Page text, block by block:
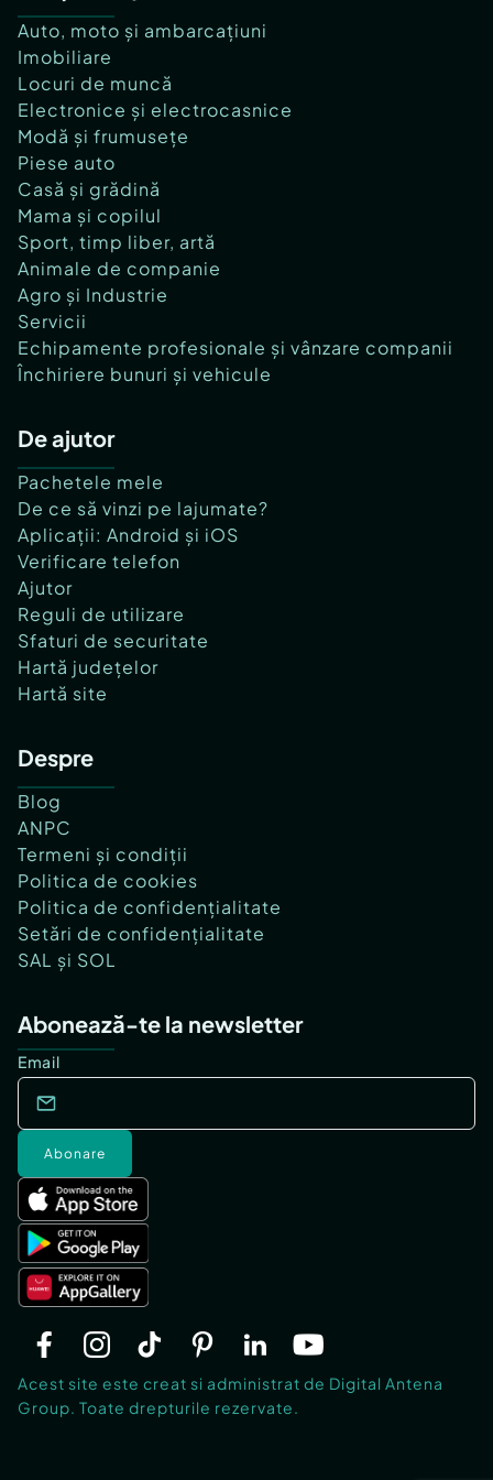
Auto, moto și ambarcațiuni
Imobiliare
Locuri de muncă
Electronice și electrocasnice
Modă și frumusețe
Piese auto
Casă și grădină
Mama și copilul
Sport, timp liber, artă
Animale de companie
Agro și Industrie
Servicii
Echipamente profesionale și vânzare companii
Închiriere bunuri și vehicule
De ajutor
Pachetele mele
De ce să vinzi pe lajumate?
Aplicații: Android și iOS
Verificare telefon
Ajutor
Reguli de utilizare
Sfaturi de securitate
Hartă județelor
Hartă site
Despre
Blog
ANPC
Termeni și condiții
Politica de cookies
Politica de confidențialitate
Setări de confidențialitate
SAL și SOL
Abonează-te la newsletter
Email
Abonare
Acest site este creat si administrat de Digital Antena
Group. Toate drepturile rezervate.